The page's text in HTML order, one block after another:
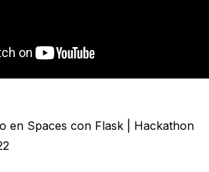
en Spaces con Flask | Hackathon